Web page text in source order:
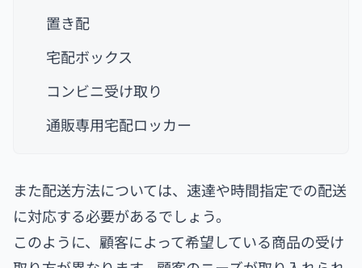
置き配
宅配ボックス
コンビニ受け取り
通販専用宅配ロッカー
また配送方法については、速達や時間指定での配送
に対応する必要があるでしょう。
このように、顧客によって希望している商品の受け